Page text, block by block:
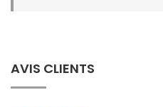
AVIS CLIENTS